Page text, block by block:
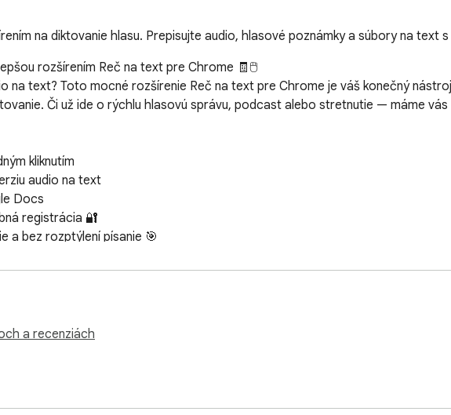
na diktovanie hlasu. Prepisujte audio, hlasové poznámky a súbory na text
rozšírením Reč na text pre Chrome 🧾🖱️
na text? Toto mocné rozšírenie Reč na text pre Chrome je váš konečný
Či už ide o rýchlu hlasovú správu, podcast alebo stretnutie — máme
a bez rozptýlení písanie 🎯
zmätky — len mocný softvér Reč na text 💪
a recenziách